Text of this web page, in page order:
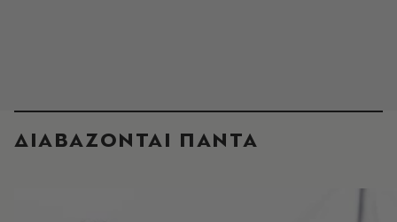
ΔΙΑΒΑΖΟΝΤΑΙ ΠΑΝΤΑ